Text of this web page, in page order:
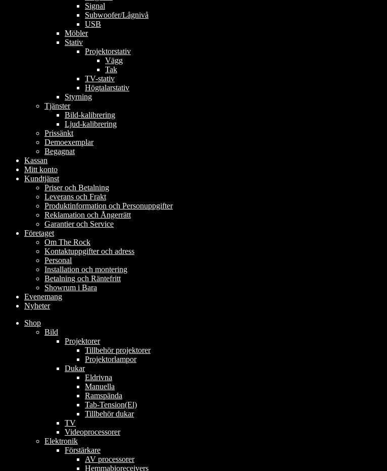
Signal
Subwoofer/Lågnivå
USB
Möbler
Stativ
Projektorstativ
Vägg
Tak
TV-stativ
Högtalarstativ
Styrning
Tjänster
Bild-kalibrering
Ljud-kalibrering
Prissänkt
Demoexemplar
Begagnat
Kassan
Mitt konto
Kundtjänst
Priser och Betalning
Leverans och Frakt
Produktinformation och Personuppgifter
Reklamation och Ångerrätt
Garantier och Service
Företaget
Om The Rock
Kontaktuppgifter och adress
Personal
Installation och montering
Betalning och Räntefritt
Showrum i Bara
Evenemang
Nyheter
Shop
Bild
Projektorer
Tillbehör projektorer
Projektorlampor
Dukar
Eldrivna
Manuella
Ramspända
Tab-Tension(El)
Tillbehör dukar
TV
Videoprocessorer
Elektronik
Förstärkare
AV processorer
Hemmabioreceivers